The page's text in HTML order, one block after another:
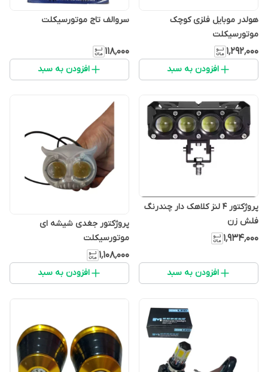
هولدر موبایل فلزی کوچک
موتورسیکلت
۱٬۲۹۲٬۰۰۰
افزودن به سبد
سروالف تاج موتورسیکلت
۱۱۸٬۰۰۰
افزودن به سبد
پروژکتور 4 لنز کلاهک دار چندرنگ
فلش زن
۱٬۹۳۴٬۰۰۰
افزودن به سبد
پروژکتور جغدی شیشه ای
موتورسیکلت
۱٬۱۰۸٬۰۰۰
افزودن به سبد